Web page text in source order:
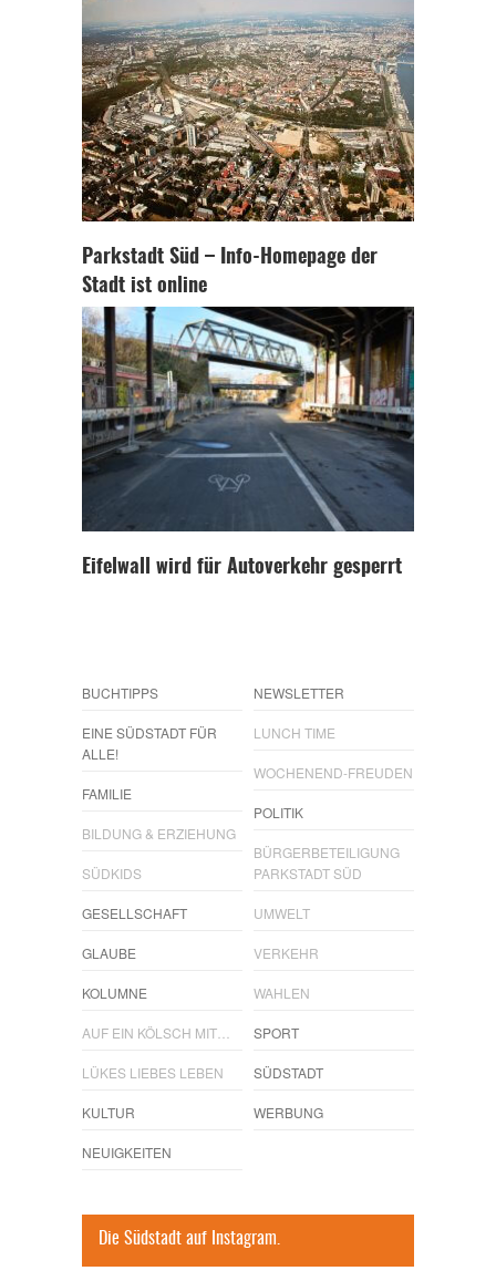
Parkstadt Süd – Info-Homepage der
Stadt ist online
Eifelwall wird für Autoverkehr gesperrt
BUCHTIPPS
EINE SÜDSTADT FÜR
ALLE!
FAMILIE
BILDUNG & ERZIEHUNG
SÜDKIDS
GESELLSCHAFT
GLAUBE
KOLUMNE
AUF EIN KÖLSCH MIT…
LÜKES LIEBES LEBEN
KULTUR
NEUIGKEITEN
NEWSLETTER
LUNCH TIME
WOCHENEND-FREUDEN
POLITIK
BÜRGERBETEILIGUNG
PARKSTADT SÜD
UMWELT
VERKEHR
WAHLEN
SPORT
SÜDSTADT
WERBUNG
Die Südstadt auf Instagram.